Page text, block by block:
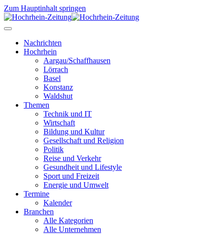
Zum Hauptinhalt springen
Nachrichten
Hochrhein
Aargau/Schaffhausen
Lörrach
Basel
Konstanz
Waldshut
Themen
Technik und IT
Wirtschaft
Bildung und Kultur
Gesellschaft und Religion
Politik
Reise und Verkehr
Gesundheit und Lifestyle
Sport und Freizeit
Energie und Umwelt
Termine
Kalender
Branchen
Alle Kategorien
Alle Unternehmen